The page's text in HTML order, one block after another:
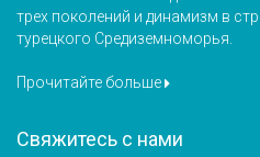
трех поколений и динамизм в
турецкого Средиземноморья.
Прочитайте больше
Свяжитесь с нами